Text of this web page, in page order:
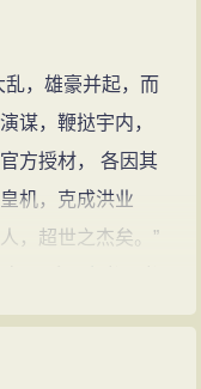
蔡邕的怜惜与怀
将蔡文姬从匈奴赎
理蔡邕所遗书籍
献。
，慷慨而歌。苏
）及四解。“艳”
“观沧海”，写进军
“土不同”，写归
场重要战役胜利后
象，“ 秋风萧瑟
烂，若出其里”，
宇宙、吞吐日月
比喻，表达诗人对
里，烈士暮年，
不研究学业，所
，只有梁国的桥
“天下将乱，非命
？”南阳何颙对他
”南阳的许劭以知
奸贼，乱世之
及《三国演义》小
能，曾经潜入
，雄豪并起，而
谋，鞭挞宇内，
方授材， 各因其
机，克成洪业
，超世之杰矣。”
，手
造新诗，被之管